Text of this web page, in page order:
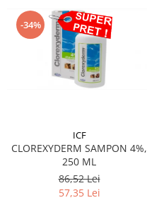
-34%
ICF
CLOREXYDERM SAMPON 4%,
250 ML
86,52 Lei
57,35 Lei